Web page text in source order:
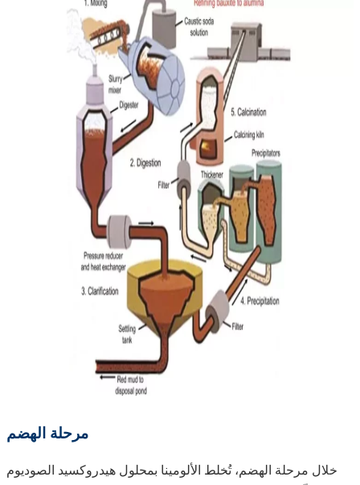
مرحلة الهضم
خلال مرحلة الهضم، تُخلط الألومينا بمحلول هيدروكسيد الصوديوم